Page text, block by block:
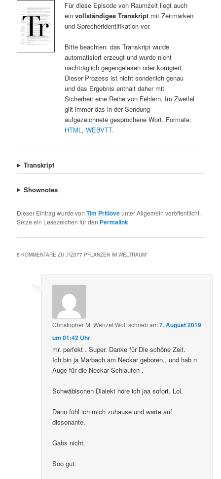
Für diese Episode von Raumzeit liegt auch
ein vollständiges Transkriptmit Zeitmarken
und Sprecheridentifikation vor.
Bitte beachten: das Transkript wurde
automatisiert erzeugt und wurde nicht
nachträglich gegengelesen oder korrigiert.
Dieser Prozess ist nicht sonderlich genau
und das Ergebnis enthält daher mit
Sicherheit eine Reihe von Fehlern. Im Zweifel
gilt immer das in der Sendung
aufgezeichnete gesprochene Wort. Formate:
HTML, WEBVTT.
Transkript
Shownotes
Dieser Eintrag wurde vonTim Pritloveunter Allgemein veröffentlicht.
Setze ein Lesezeichen für den Permalink.
8 KOMMENTARE ZU „ RZ077 PFLANZEN IM WELTRAUM“
Christopher M. Wenzel Wolfschriebam7. August 2019
um 01:42 Uhr:
mr. perfekt . Super. Danke für Die schöne Zeit.
Ich bin ja Marbach am Neckar geboren.. und hab n
Auge für die Neckar Schlaufen .
Schwäbischen Dialekt höre ich jaa sofort. Lol.
Dann fühl ich mich zuhause und warte auf
dissonante.
Gabs nicht.
Soo gut.